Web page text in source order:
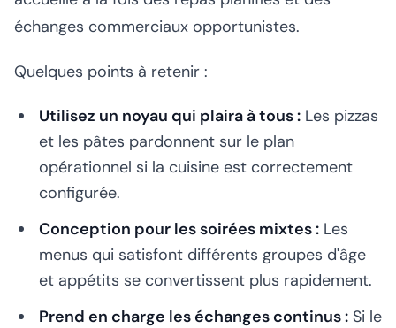
échanges commerciaux opportunistes.
Quelques points à retenir :
Utilisez un noyau qui plaira à tous : Les pizzas
et les pâtes pardonnent sur le plan
opérationnel si la cuisine est correctement
configurée.
Conception pour les soirées mixtes : Les
menus qui satisfont différents groupes d'âge
et appétits se convertissent plus rapidement.
Prend en charge les échanges continus : Si le